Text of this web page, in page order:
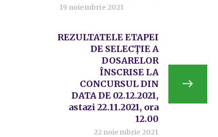
19 noiembrie 2021
REZULTATELE ETAPEI
DE SELECȚIE A
DOSARELOR
ÎNSCRISE LA
CONCURSUL DIN
DATA DE 02.12.2021,
astazi 22.11.2021, ora
12.00
22 noiembrie 2021